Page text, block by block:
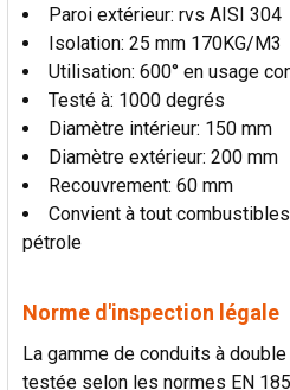
Paroi extérieur: rvs AISI 304
Isolation: 25 mm 170KG/M3
Utilisation: 600° en usage
Testé à: 1000 degrés
Diamètre intérieur: 150 mm
Diamètre extérieur: 200 mm
Recouvrement: 60 mm
Convient à tout
pétrole
Norme d'inspection légale
La gamme de conduits à
testée selon les normes EN